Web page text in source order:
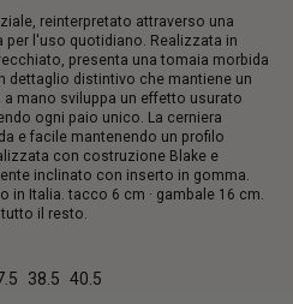
reinterpretato attraverso una
per l'uso quotidiano. Realizzata in
presenta una tomaia morbida
dettaglio distintivo che mantiene un
a mano sviluppa un effetto usurato
ogni paio unico. La cerniera
e facile mantenendo un profilo
con costruzione Blake e
inclinato con inserto in gomma.
in Italia. tacco 6 cm · gambale 16 cm.
il resto.
38.5 40.5